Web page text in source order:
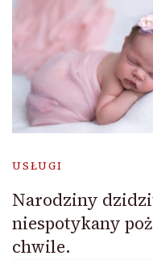
USŁUGI
Narodziny
niespotykany
chwile.